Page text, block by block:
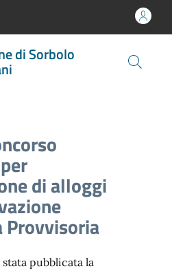
di Sorbolo
di alloggi
Provvisoria
pubblicata la